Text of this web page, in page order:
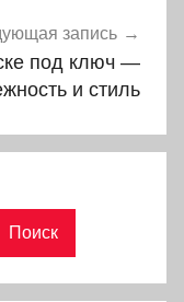
запись
под ключ —
и стиль
Поиск